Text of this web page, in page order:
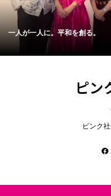
一人が一人に。平和を創る。
ピン
ピンク